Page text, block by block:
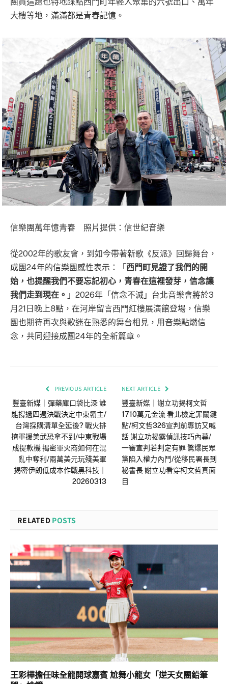
團員這趟也特地踩點西門町年輕人聚集的六號出口、萬年
大樓等地，滿滿都是青春記憶。
信樂團萬年憶青春 照片提供：信世紀音樂
從2002年的歌友會，到如今帶著新歌《反派》回歸舞台，
成團24年的信樂團感性表示：「 西門町見證了我們的開
始，也提醒我們不要忘記初心，青春在這裡發芽，信念讓
我們走到現在。 」2026年「信念不滅」台北音樂會將於3
月21日晚上8點，在河岸留言西門紅樓展演館登場，信樂
團也期待再次與歌迷在熟悉的舞台相見，用音樂點燃信
念，共同迎接成團24年的全新篇章。
PREVIOUS ARTICLE
豐臺新媒｜彈藥庫口袋比深 誰
能撐過四週決戰決定中東霸主/
台灣採購清單全延後? 戰火排
擠軍援美武恐拿不到/中東戰場
成提款機 揭密軍火商如何在混
亂中奪利/兩萬美元玩殘美軍
揭密伊朗低成本作戰黑科技｜
20260313
NEXT ARTICLE
豐臺新媒｜謝立功揭柯文哲
1710萬元金流 看北檢定罪關鍵
點/柯文哲326宣判前專訪又喊
話 謝立功揭露偵訊技巧內幕/
一審宣判若判定有罪 驚爆民眾
黨陷入權力內鬥/從移民署長到
秘書長 謝立功看穿柯文哲真面
目
RELATED POSTS
王彩樺擔任味全龍開球嘉賓 尬舞小龍女「逆天女團鉛筆